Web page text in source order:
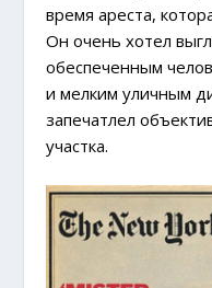
время ареста,
Он очень хотел
обеспеченным
и мелким уличным
запечатлел
участка.